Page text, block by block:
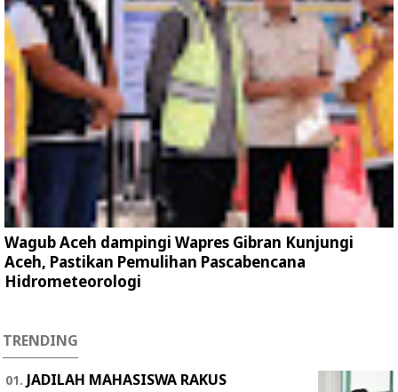
Wagub Aceh dampingi Wapres Gibran Kunjungi
Aceh, Pastikan Pemulihan Pascabencana
Hidrometeorologi
TRENDING
JADILAH MAHASISWA RAKUS